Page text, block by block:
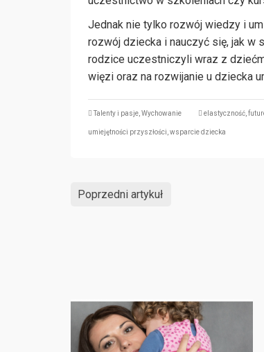
Jednak nie tylko rozwój wiedzy i
rozwój dziecka i nauczyć się, jak w
rodzice uczestniczyli wraz z
więzi oraz na rozwijanie u dziecka
Talenty i pasje Wychowanie elastyczność
umiejętności przyszłości wsparcie dziecka
Poprzedni artykuł